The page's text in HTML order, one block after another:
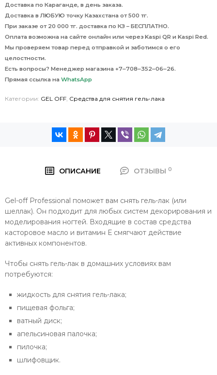
Доставка по Караганде, в день заказа.
Доставка в ЛЮБУЮ точку Казахстана от 500 тг.
При заказе от 20 000 тг. доставка по КЗ – БЕСПЛАТНО.
Оплата возможна на сайте онлайн или через Kaspi QR и Kaspi Red.
Мы проверяем товар перед отправкой и заботимся о его
целостности.
Есть вопросы? Менеджер магазина +7‒708‒352‒06‒26.
Прямая ссылка на WhatsApp
Категории: GEL OFF Средства для снятия гель-лака
ОПИСАНИЕ ОТЗЫВЫ 0
Gel-off Professional поможет вам снять гель-лак (или
шеллак). Он подходит для любых систем декорирования и
моделирования ногтей. Входящие в состав средства
касторовое масло и витамин Е смягчают действие
активных компонентов.
Чтобы снять гель-лак в домашних условиях вам
потребуются:
жидкость для снятия гель-лака;
пищевая фольга;
ватный диск;
апельсиновая палочка;
пилочка;
шлифовщик.